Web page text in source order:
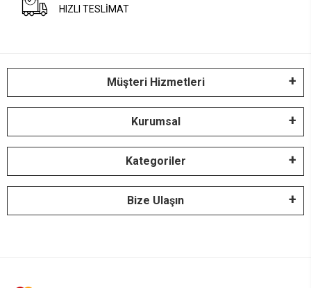
HIZLI TESLİMAT
Müşteri Hizmetleri
Kurumsal
Kategoriler
Bize Ulaşın